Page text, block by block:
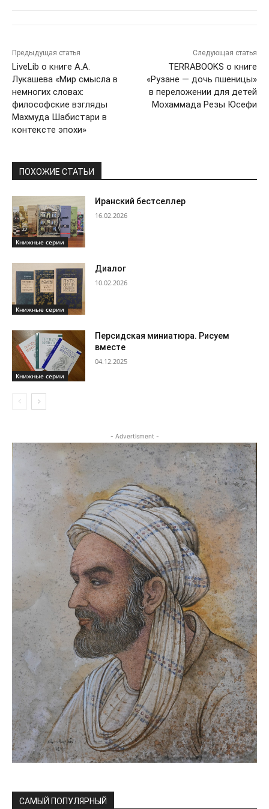
Предыдущая статья
LiveLib о книге А.А.
Лукашева «Мир смысла в
немногих словах:
философские взгляды
Махмуда Шабистари в
контексте эпохи»
Следующая статья
TERRABOOKS о книге
«Рузане — дочь пшеницы»
в переложении для детей
Мохаммада Резы Юсефи
ПОХОЖИЕ СТАТЬИ
Книжные серии
Иранский бестселлер
16.02.2026
Книжные серии
Диалог
10.02.2026
Книжные серии
Персидская миниатюра. Рисуем
вместе
04.12.2025
- Advertisment -
САМЫЙ ПОПУЛЯРНЫЙ